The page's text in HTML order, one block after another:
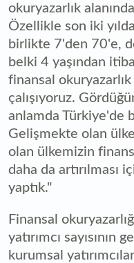
okuryazarlık
Özellikle son iki
birlikte 7'den 70'e,
belki 4 yaşından
finansal
çalışıyoruz.
anlamda Türkiye'de
Gelişmekte olan
olan ülkemizin
daha da artırılması
yaptık."
Finansal
yatırımcı sayısının
kurumsal